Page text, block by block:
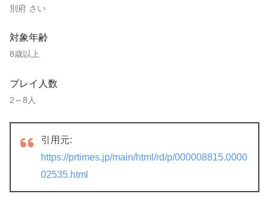
別府 さい
対象年齢
8歳以上
プレイ人数
2～8人
引用元:
https://prtimes.jp/main/html/rd/p/000008815.0000
02535.html